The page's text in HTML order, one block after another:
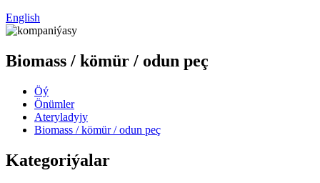
English
Biomass / kömür / odun peç
Öý
Önümler
Ateryladyjy
Biomass / kömür / odun peç
Kategoriýalar